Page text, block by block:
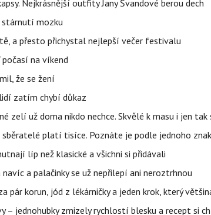
Nejkrásnější outfity Jany Švandové berou dech
stárnutí mozku
a přesto přichystal nejlepší večer festivalu
na víkend
že se žení
zatím chybí důkaz
zelí už doma nikdo nechce. Skvělé k masu i jen
platí tisíce. Poznáte je podle jednoho
líp než klasické a všichni si přidávali
a palačinky se už nepřilepí ani neroztrhnou
pár korun, jód z lékárničky a jeden krok, který
– jednohubky zmizely rychlostí blesku a recept si